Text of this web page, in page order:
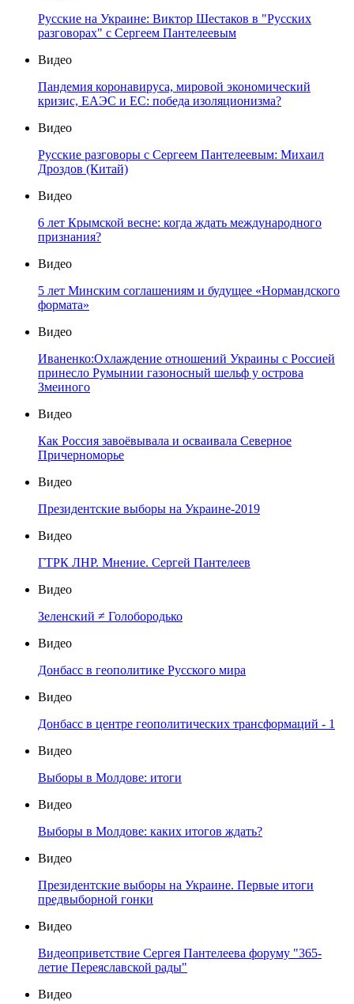
Русские на Украине: Виктор Шестаков в "Русских
разговорах" с Сергеем Пантелеевым
Видео
Пандемия коронавируса, мировой экономический
кризис, ЕАЭС и ЕС: победа изоляционизма?
Видео
Русские разговоры с Сергеем Пантелеевым: Михаил
Дроздов (Китай)
Видео
6 лет Крымской весне: когда ждать международного
признания?
Видео
5 лет Минским соглашениям и будущее «Нормандского
формата»
Видео
Иваненко:Охлаждение отношений Украины с Россией
принесло Румынии газоносный шельф у острова
Змеиного
Видео
Как Россия завоёвывала и осваивала Северное
Причерноморье
Видео
Президентские выборы на Украине-2019
Видео
ГТРК ЛНР. Мнение. Сергей Пантелеев
Видео
Зеленский ≠ Голобородько
Видео
Донбасс в геополитике Русского мира
Видео
Донбасс в центре геополитических трансформаций - 1
Видео
Выборы в Молдове: итоги
Видео
Выборы в Молдове: каких итогов ждать?
Видео
Президентские выборы на Украине. Первые итоги
предвыборной гонки
Видео
Видеоприветствие Сергея Пантелеева форуму "365-
летие Переяславской рады"
Видео